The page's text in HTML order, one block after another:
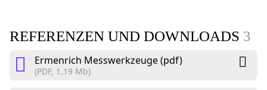
REFERENZEN UND DOWNLOADS 3
Ermenrich Messwerkzeuge (pdf)
(PDF, 1.19 Mb)